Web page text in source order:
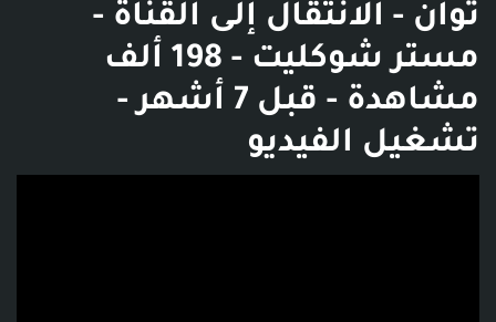
ثوان - الانتقال إلى القناة -
مستر شوكليت - 198 ألف
مشاهدة - قبل 7 أشهر -
تشغيل الفيديو